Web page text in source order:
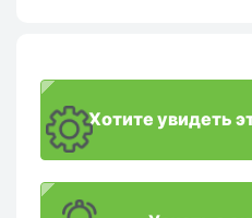
Хотите увидеть